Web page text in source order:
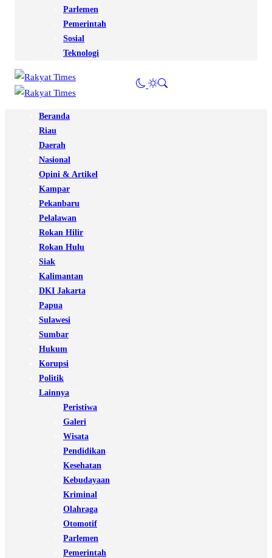
Parlemen
Pemerintah
Sosial
Teknologi
Beranda
Riau
Daerah
Nasional
Opini & Artikel
Kampar
Pekanbaru
Pelalawan
Rokan Hilir
Rokan Hulu
Siak
Kalimantan
DKI Jakarta
Papua
Sulawesi
Sumbar
Hukum
Korupsi
Politik
Lainnya
Peristiwa
Galeri
Wisata
Pendidikan
Kesehatan
Kebudayaan
Kriminal
Olahraga
Otomotif
Parlemen
Pemerintah